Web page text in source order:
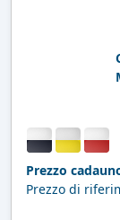
Prezzo
Prezzo di